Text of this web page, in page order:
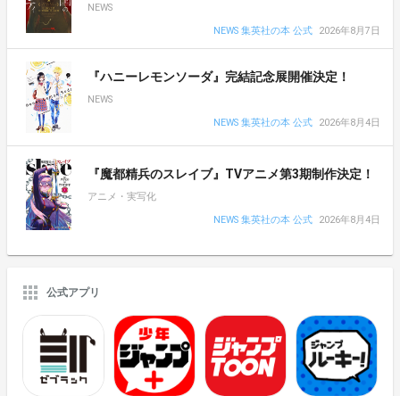
NEWS
NEWS 集英社の本 公式
2026年8月7日
『ハニーレモンソーダ』完結記念展開催決定！
NEWS
NEWS 集英社の本 公式
2026年8月4日
『魔都精兵のスレイブ』TVアニメ第3期制作決定！
アニメ・実写化
NEWS 集英社の本 公式
2026年8月4日
公式アプリ